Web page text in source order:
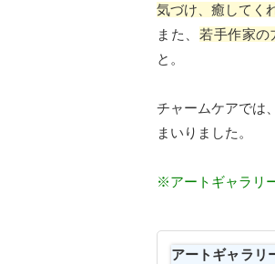
気づけ、癒してく
また、 若手作家
と。
チャームケアでは、
まいりました。
※アートギャラリ
アートギャラリ